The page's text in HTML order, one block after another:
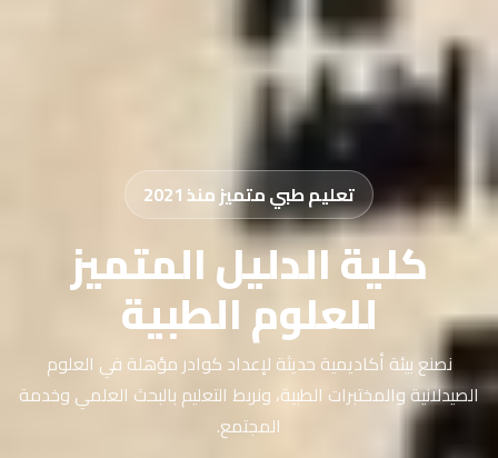
تعليم طبي متميز منذ 2021
كلية الدليل المتميز
للعلوم الطبية
نصنع بيئة أكاديمية حديثة لإعداد كوادر مؤهلة في العلوم
الصيدلانية والمختبرات الطبية، ونربط التعليم بالبحث العلمي وخدمة
المجتمع.